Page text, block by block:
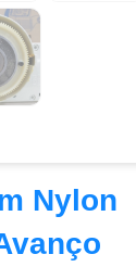
Nylon